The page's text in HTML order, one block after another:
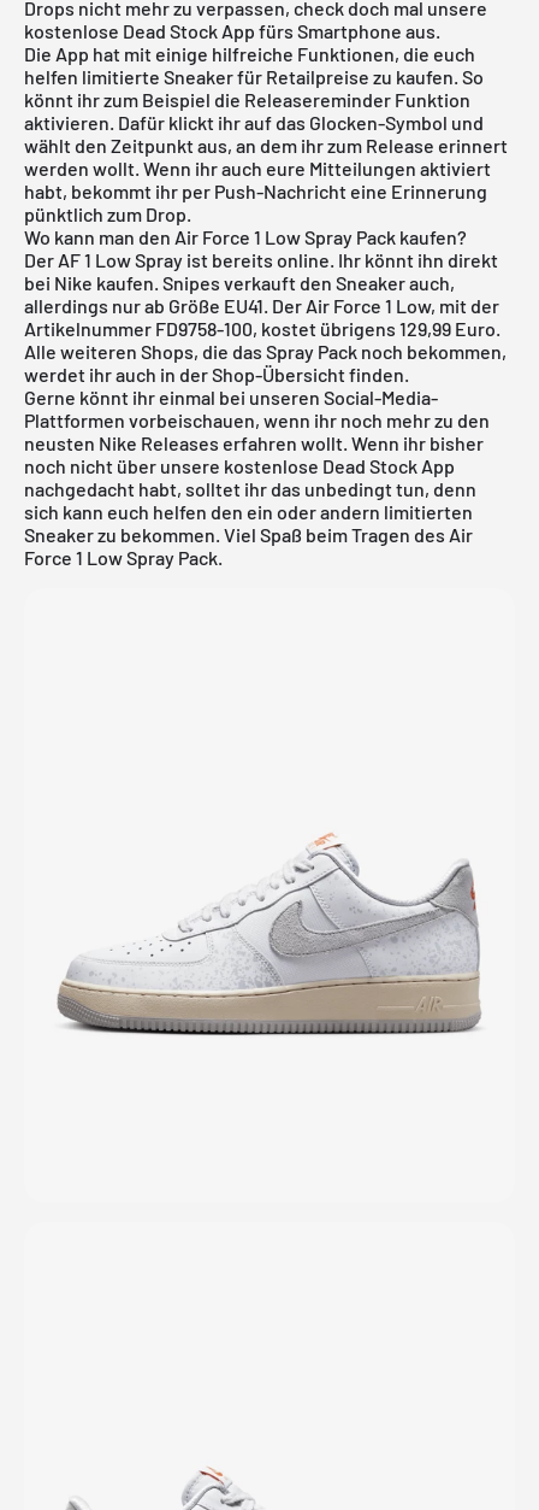
Drops nicht mehr zu verpassen, check doch mal unsere
kostenlose Dead Stock App fürs Smartphone aus.
Die App hat mit einige hilfreiche Funktionen, die euch
helfen limitierte Sneaker für Retailpreise zu kaufen. So
könnt ihr zum Beispiel die Releasereminder Funktion
aktivieren. Dafür klickt ihr auf das Glocken-Symbol und
wählt den Zeitpunkt aus, an dem ihr zum Release erinnert
werden wollt. Wenn ihr auch eure Mitteilungen aktiviert
habt, bekommt ihr per Push-Nachricht eine Erinnerung
pünktlich zum Drop.
Wo kann man den Air Force 1 Low Spray Pack kaufen?
Der AF 1 Low Spray ist bereits online. Ihr könnt ihn direkt
bei Nike kaufen. Snipes verkauft den Sneaker auch,
allerdings nur ab Größe EU41. Der Air Force 1 Low, mit der
Artikelnummer FD9758-100, kostet übrigens 129,99 Euro.
Alle weiteren Shops, die das Spray Pack noch bekommen,
werdet ihr auch in der Shop-Übersicht finden.
Gerne könnt ihr einmal bei unseren Social-Media-
Plattformen vorbeischauen, wenn ihr noch mehr zu den
neusten Nike Releases erfahren wollt. Wenn ihr bisher
noch nicht über unsere kostenlose Dead Stock App
nachgedacht habt, solltet ihr das unbedingt tun, denn
sich kann euch helfen den ein oder andern limitierten
Sneaker zu bekommen. Viel Spaß beim Tragen des Air
Force 1 Low Spray Pack.